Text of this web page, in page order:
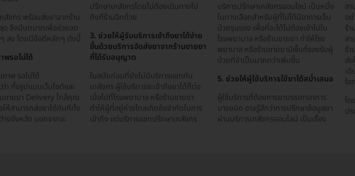
สัชกร พร้อมส่งยาจากร้าน
ด จึงมีบทบาทเพื่อช่วยลด
ลง โดยมีข้อดีหลักๆ ดังนี้
พรอไม่ได้
ภาพ รอไม่ได้
ทั้งรูปแบบเว็บไซต์และ
นขายยา Delivery ใกล้คุณ
ห้สามารถส่งยาได้ทันทีทั้ง
างจังหวัด นอกจากจะ
ปรึกษาเภสัชกรโดยไม่ต้องเดินทางไป
ถึงที่ร้านอีกด้วย
3. ช่วยให้ผู้รับบริการเข้าถึงยาได้ง่าย
ขึ้นด้วยบริการจัดส่งยาจากร้านขายยา
ที่ได้รับอนุญาต
ในสมัยก่อนที่ยังไม่มีบริการแชทกับ
เภสัชกร ผู้ใช้บริการจะเข้าถึงยาได้ก็ต่อ
เมื่อไปที่โรงพยาบาล หรือร้านขายยา
ทำให้ผู้ที่อยู่ห่างไกลเกิดข้อจำกัดในการ
เข้าถึง แต่บริการแชทปรึกษาเภสัชกร
บริการปรึกษาเภสัชกรออนไลน์ เป็นหนึ่ง
ในทางเลือกสำหรับผู้ที่ไม่ได้มีอาการเจ็บ
ป่วยรุนแรง เพื่อที่จะได้ไม่ต้องเข้าไปใน
โรงพยาบาล หรือร้านขายยา ทำให้โรง
พยาบาล หรือร้านขายยามีพื้นที่รองรับผู้
ป่วยที่จำเป็นมากกว่าเพิ่มขึ้น
5. ช่วยให้ผู้ใช้บริการใช้ยาได้สม่ำเสมอ
ผู้ใช้บริการที่ต้องการยาบรรเทาอาการ
บางชนิด อาจรู้สึกว่าการปรึกษาข้อมูลยา
ผ่านบริการเภสัชกรออนไลน์ เป็นเรื่อง
ส
อ
ร้
ส
ร้
ส่
เ
โอ
โ
ปร